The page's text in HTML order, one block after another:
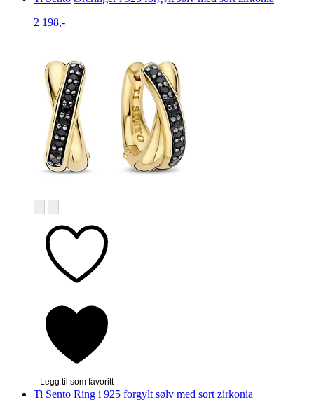
2 198,-
Legg til som favoritt
Ti Sento Ring i 925 forgylt sølv med sort zirkonia